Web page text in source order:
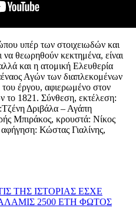
υπέρ των στοιχειωδών και
θεωρηθούν κεκτημένα, είναι
και η ατομική Ελευθερία
Αγών των διαπλεκομένων
έργου, αφιερωμένο στον
1821. Σύνθεση, εκτέλεση:
Δριβάλα – Αγάπη
Μπιράκος, κρουστά: Νίκος
Κώστας Γιαλίνης,
ΤΗΣ ΙΣΤΟΡΙΑΣ ΕΣΧΕ
2500 ΕΤΗ ΦΩΤΟΣ